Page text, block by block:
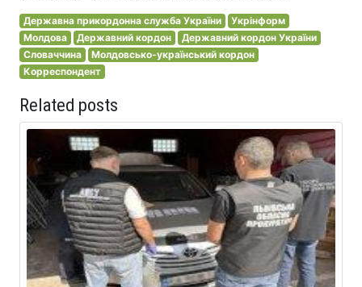
Державна прикордонна служба України
Укрінформ
Молдова
Державний кордон
Державний кордон України
Словаччина
Молдовсько-український кордон
Корреспондент
Related posts